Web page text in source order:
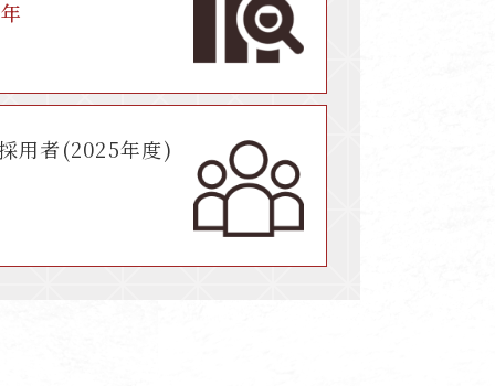
年
用者(2025年度)